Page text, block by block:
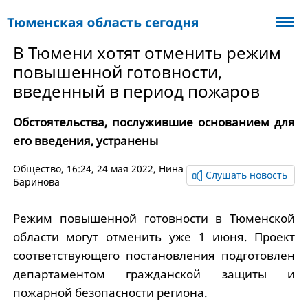
В Тюмени хотят отменить режим
повышенной готовности,
введенный в период пожаров
Обстоятельства, послужившие основанием для
его введения, устранены
Общество, 16:24, 24 мая 2022, Нина
Баринова
Слушать новость
Режим повышенной готовности в Тюменской
области могут отменить уже 1 июня. Проект
соответствующего постановления подготовлен
департаментом гражданской защиты и
пожарной безопасности региона.